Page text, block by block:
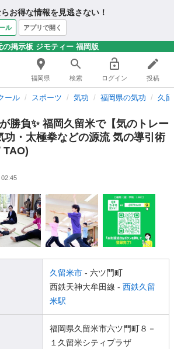
お得な情報を見逃さない！
ル アプリで開く
の掲示板 ジモティー 福岡版
福岡県 検索 ログイン 投稿
ール スポーツ 気功 福岡県の気功 久
勝負✨ 福岡久留米で【気のトレー
功・太極拳などの源流 気の導引術
TAO)
久留米市 - 六ツ門町
西鉄天神大牟田線 - 西鉄久留
米駅
福岡県久留米市六ツ門町８－
１久留米シティプラザ